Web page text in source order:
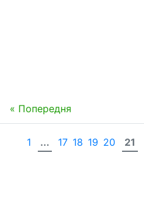
« Попередня
1 ... 17 18 19 20 21